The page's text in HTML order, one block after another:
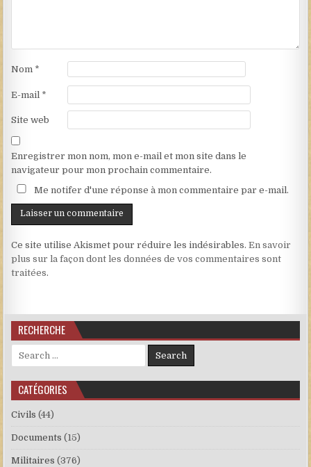
Nom *
E-mail *
Site web
Enregistrer mon nom, mon e-mail et mon site dans le
navigateur pour mon prochain commentaire.
Me notifer d'une réponse à mon commentaire par e-mail.
Ce site utilise Akismet pour réduire les indésirables.En savoir
plus sur la façon dont les données de vos commentaires sont
traitées.
RECHERCHE
Search for:
CATÉGORIES
Civils (44)
Documents (15)
Militaires (376)